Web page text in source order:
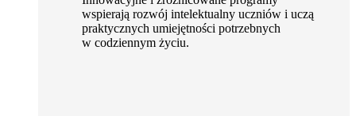
wspierają rozwój intelektualny uczniów i uczą
praktycznych umiejętności potrzebnych
w codziennym życiu.